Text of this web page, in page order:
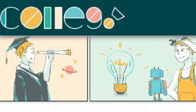
ColleGo! 大學選才與高中育才輔助系統